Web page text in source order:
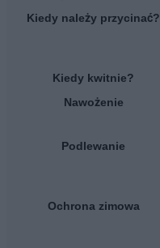
Kiedy należy przycinać?
Kiedy kwitnie?
Nawożenie
Podlewanie
Ochrona zimowa